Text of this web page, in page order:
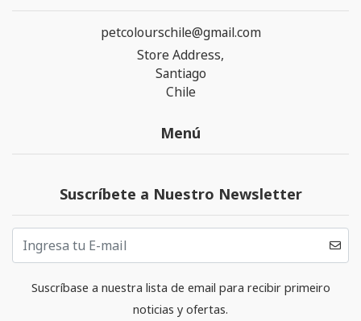
petcolourschile@gmail.com
Store Address,
Santiago
Chile
Menú
Suscríbete a Nuestro Newsletter
Suscríbase a nuestra lista de email para recibir primeiro
noticias y ofertas.